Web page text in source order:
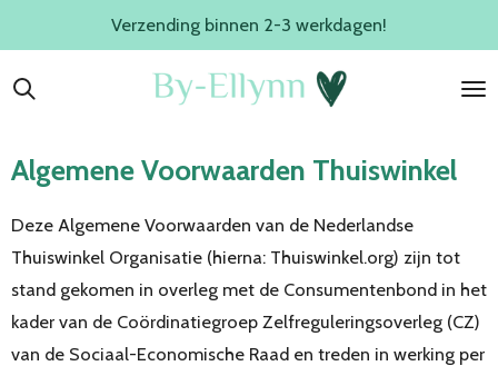
naar
hoofdinhoud
Verzending binnen 2-3 werkdagen!
Algemene Voorwaarden Thuiswinkel
Deze Algemene Voorwaarden van de Nederlandse
Thuiswinkel Organisatie (hierna: Thuiswinkel.org) zijn tot
stand gekomen in overleg met de Consumentenbond in het
kader van de Coördinatiegroep Zelfreguleringsoverleg (CZ)
van de Sociaal-Economische Raad en treden in werking per